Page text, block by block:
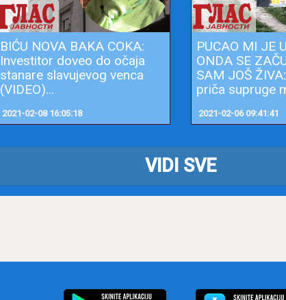
BIĆU NOVA BAKA COKA:
Investitor doveo do očaja
stanare slavujevog venca
(VIDEO)...
2021-02-08 16:05:18
PUCAO MI JE
ONDA SE
SAM JOŠ
priča supruge
2021-02-06 09:41:41
VIDI SVE